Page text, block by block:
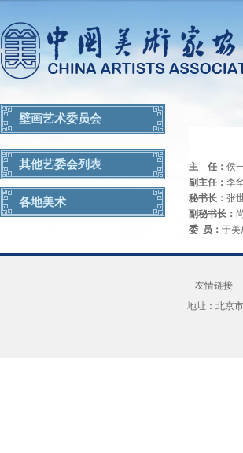
壁画艺术委员会
其他艺委会列表
各地美术
主 任： 侯
副主任： 李
秘书长： 张
副秘书长：
委 员： 于
友情链接
地址：北京